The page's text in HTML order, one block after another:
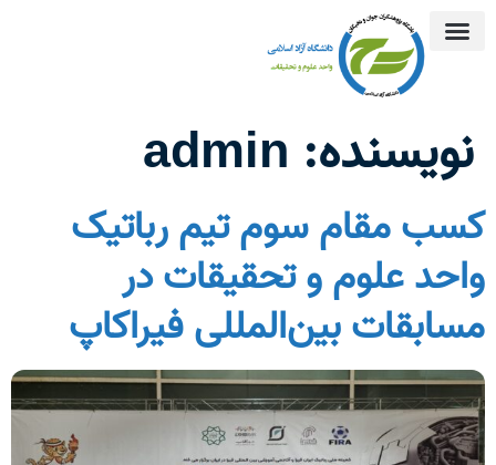
نویسنده: admin
کسب مقام سوم تیم رباتیک
واحد علوم و تحقیقات در
مسابقات بین‌المللی فیراکاپ